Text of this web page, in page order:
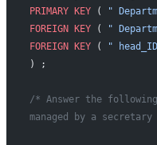
PRIMARY KEY ( "
FOREIGN KEY ( "
FOREIGN KEY ( "
) ;
/* Answer the
managed by a